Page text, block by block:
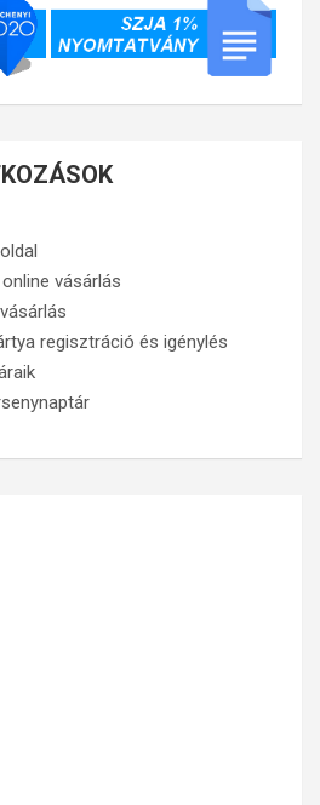
vásárlás
regisztráció és igénylés